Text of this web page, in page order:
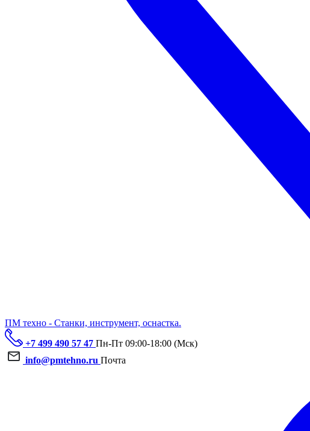
ПМ техно - Станки, инструмент, оснастка.
+7 499 490 57 47 Пн-Пт 09:00-18:00 (Мск)
info@pmtehno.ru Почта